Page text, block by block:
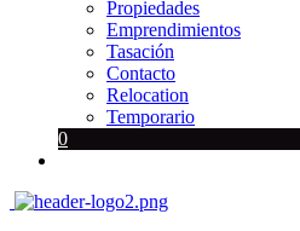
Propiedades
Emprendimientos
Tasación
Contacto
Relocation
Temporario
0